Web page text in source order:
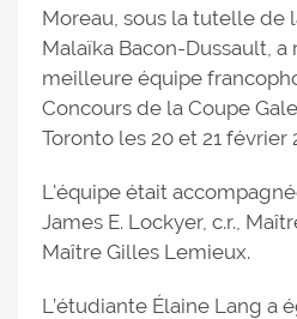
Moreau, sous la tutelle de
Malaïka Bacon-Dussault,
meilleure équipe
Concours de la Coupe
Toronto les 20 et 21 février
L'équipe était
James E. Lockyer, c.r.,
Maître Gilles Lemieux.
L’étudiante Élaine Lang a